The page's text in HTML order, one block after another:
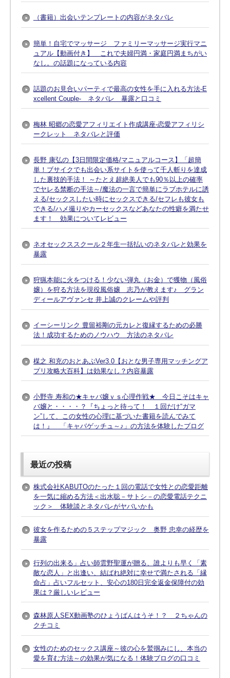
（書籍）出会いテンプレートの内容がネタバレ
簡単！自宅でマッサージ ファミリーマッサージ実行マニ
ュアル【動画付き】 これで夫婦円満・家庭円満まちがい
なし。の話題になっている内容
話題のお見合いパーティで最高の女性を手に入れる方法-E
xcellent Couple- ネタバレ 暴露と口コミ
梅林 昭郷の恋愛アフィリエイト作成講座-恋愛アフィリシ
ークレット ネタバレと評価
長野 康弘の【3日間限定価格/マニュアルコース】「超簡
単！ブサイクでも出会い系サイトを使って千人斬りを達成
した裏技的手法！ ～たとえ超絶美人でも90％以上の確率
でヤレる禁断の手法～/魔法の一言で簡単にラブホテルに誘
える/セックスしたい時にセックスできる/セフレも彼女も
できる/ハメ撮りやカーセックスなどあなたの性癖を満たせ
ます！ 効果についてレビュー
ネオセックススクール２年生一括払いのネタバレと効果を
暴露
狩猟本能に火をつける！少ない弾丸（お金）で獲物（風俗
嬢）を狩る方法を現役風俗嬢 志乃が教えます♪ グラン
ディールアヴァンセ 井上誠のクレームや評判
イーシーリンク 豊留裕剛の元カレと復縁するための必勝
法！成功するためのノウハウ 方法のネタバレ
楳之 和充のおとあぷVer3.0【おとな男子専用マッチングア
プリ攻略大百科】は効果なし？内容暴露
小野寺 寿和の★キャバ嬢ｖｓ心理作戦★ 今日こそはキャ
バ嬢と・・・・？『ちょっと待って！ １回だけ“ガマ
ン”して、この女性の心理に基づいた書籍を読んでみて
は！』 「キャバゲッチュ～♪」の方法を体験したブログ
最近の投稿
株式会社KABUTOのたった１回の電話で女性との恋愛距離
を一気に縮める方法＜出水聡－サトシ－の恋愛電話テクニ
ック＞ 体験談とネタバレがヤバいかも
彼女を作るための５ステップマジック 奥野 忠幸の経歴を
暴露
行列の出来る」占い師雲野聖運が贈る、誰よりも早く「素
敵な恋人」と出逢い、結ばれ絶対に幸せで満たされる「縁
命占」占いフルセット、安心の180日完全返金保障付の効
果は？厳しいレビュー
森林原人SEX動画塾のひょうばんはうそ！？ ２ちゃんの
クチコミ
女性のためのセックス講座～彼の心を鷲掴みにし、本当の
愛を育む方法～の効果が気になる！体験ブログの口コミ